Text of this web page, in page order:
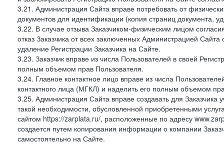
3.21. Администрация Сайта вправе потребовать от
документов для идентификации (копия страниц документа,
3.22. В случае отзыва Заказчиком-физическим лицом
отказ Заказчика от всех заключенных Администрацией
удаление Регистрации Заказчика на Сайте.
3.23. Заказчик вправе из числа Пользователей в своей
полным объемом прав Пользователя.
3.24. Главное контактное лицо вправе из числа
контактного лица (МГКЛ) и наделить его полным объемом
3.25. Администрация Сайта вправе создавать для
такой необходимости, обусловленной приобретенными
сайтом https://zarplata.ru/, расположенные по адресу
создается путем копирования информации о компании
самостоятельно на Сайте.